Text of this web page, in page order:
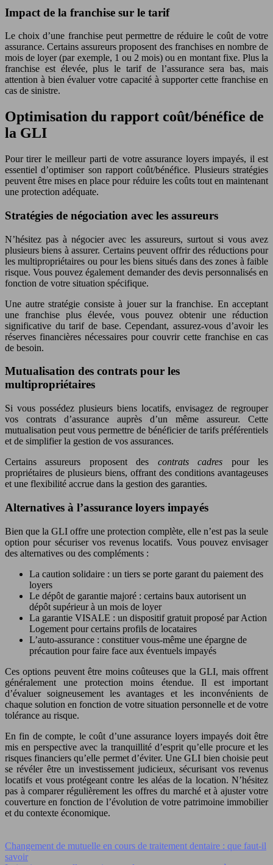
Impact de la franchise sur le tarif
Le choix d’une franchise peut permettre de réduire le coût de votre
assurance. Certains assureurs proposent des franchises en nombre de
mois de loyer (par exemple, 1 ou 2 mois) ou en montant fixe. Plus la
franchise est élevée, plus le tarif de l’assurance sera bas, mais
attention à bien évaluer votre capacité à supporter cette franchise en
cas de sinistre.
Optimisation du rapport coût/bénéfice de
la GLI
Pour tirer le meilleur parti de votre assurance loyers impayés, il est
essentiel d’optimiser son rapport coût/bénéfice. Plusieurs stratégies
peuvent être mises en place pour réduire les coûts tout en maintenant
une protection adéquate.
Stratégies de négociation avec les assureurs
N’hésitez pas à négocier avec les assureurs, surtout si vous avez
plusieurs biens à assurer. Certains peuvent offrir des réductions pour
les multipropriétaires ou pour les biens situés dans des zones à faible
risque. Vous pouvez également demander des devis personnalisés en
fonction de votre situation spécifique.
Une autre stratégie consiste à jouer sur la franchise. En acceptant
une franchise plus élevée, vous pouvez obtenir une réduction
significative du tarif de base. Cependant, assurez-vous d’avoir les
réserves financières nécessaires pour couvrir cette franchise en cas
de besoin.
Mutualisation des contrats pour les
multipropriétaires
Si vous possédez plusieurs biens locatifs, envisagez de regrouper
vos contrats d’assurance auprès d’un même assureur. Cette
mutualisation peut vous permettre de bénéficier de tarifs préférentiels
et de simplifier la gestion de vos assurances.
Certains assureurs proposent des contrats cadres pour les
propriétaires de plusieurs biens, offrant des conditions avantageuses
et une flexibilité accrue dans la gestion des garanties.
Alternatives à l’assurance loyers impayés
Bien que la GLI offre une protection complète, elle n’est pas la seule
option pour sécuriser vos revenus locatifs. Vous pouvez envisager
des alternatives ou des compléments :
La caution solidaire : un tiers se porte garant du paiement des
loyers
Le dépôt de garantie majoré : certains baux autorisent un
dépôt supérieur à un mois de loyer
La garantie VISALE : un dispositif gratuit proposé par Action
Logement pour certains profils de locataires
L’auto-assurance : constituer vous-même une épargne de
précaution pour faire face aux éventuels impayés
Ces options peuvent être moins coûteuses que la GLI, mais offrent
généralement une protection moins étendue. Il est important
d’évaluer soigneusement les avantages et les inconvénients de
chaque solution en fonction de votre situation personnelle et de votre
tolérance au risque.
En fin de compte, le coût d’une assurance loyers impayés doit être
mis en perspective avec la tranquillité d’esprit qu’elle procure et les
risques financiers qu’elle permet d’éviter. Une GLI bien choisie peut
se révéler être un investissement judicieux, sécurisant vos revenus
locatifs et vous protégeant contre les aléas de la location. N’hésitez
pas à comparer régulièrement les offres du marché et à ajuster votre
couverture en fonction de l’évolution de votre patrimoine immobilier
et du contexte économique.
Changement de mutuelle en cours de traitement dentaire : que faut-il
savoir